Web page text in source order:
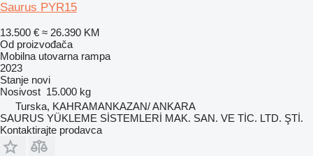
Saurus PYR15
13.500 € ≈ 26.390 KM
Od proizvođača
Mobilna utovarna rampa
2023
Stanje novi
Nosivost 15.000 kg
Turska, KAHRAMANKAZAN/ ANKARA
SAURUS YÜKLEME SİSTEMLERİ MAK. SAN. VE TİC. LTD. ŞTİ.
Kontaktirajte prodavca